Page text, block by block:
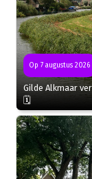
Op 7 augustus 2026
Gilde Alkmaar
🗓